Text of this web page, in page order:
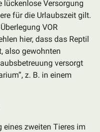
lückenlose Versorgung
für die Urlaubszeit gilt.
VOR
hier, dass das Reptil
also gewohnten
versorgt
z. B. in einem
zweiten Tieres im